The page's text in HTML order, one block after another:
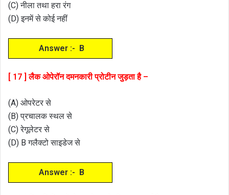
(C) नीला तथा हरा रंग
(D) इनमें से कोई नहीं
Answer :- B
[ 17 ] लैक ओपेरॉन दमनकारी प्रोटीन जुड़ता है –
(A) ओपरेटर से
(B) प्रचालक स्थल से
(C) रेगूलेटर से
(D) B गलैक्टो साइडेज से
Answer :- B